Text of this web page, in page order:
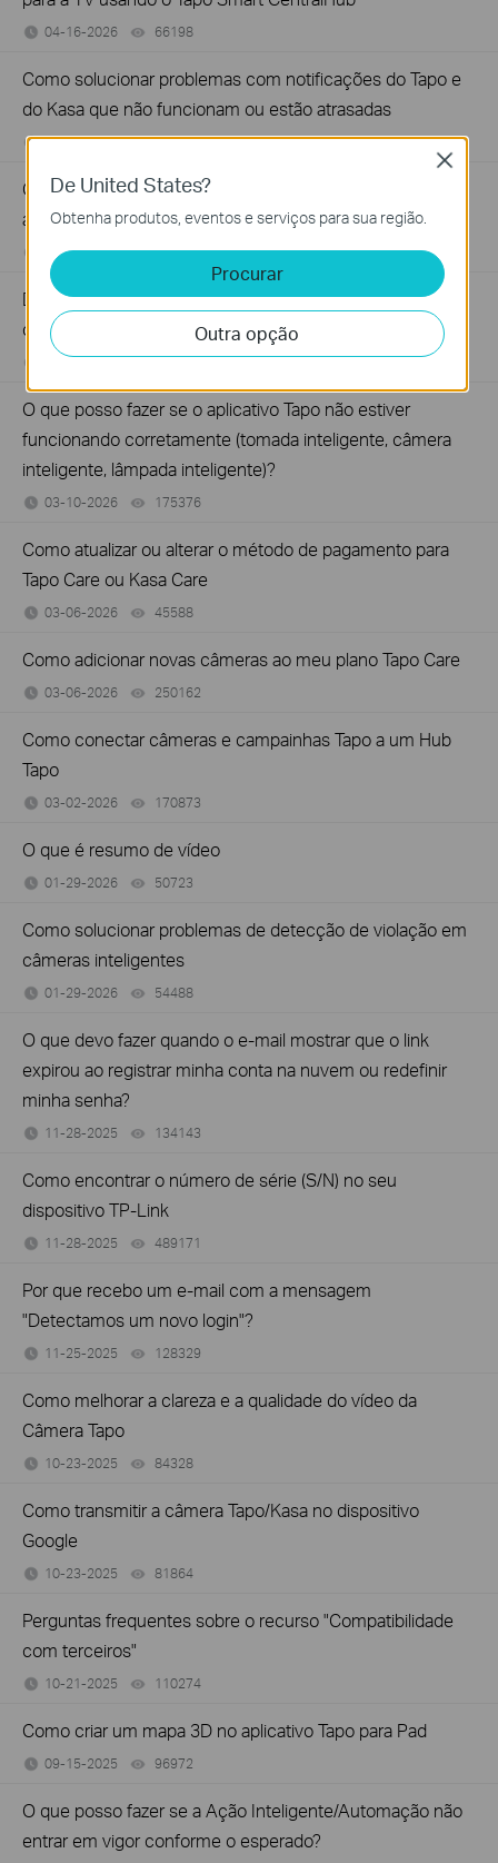
04-16-2026 66198
Como solucionar problemas com notificações do Tapo e
do Kasa que não funcionam ou estão atrasadas
04-14-2026 95888views
Como corrigir um problema de oscilação na visualização
ao vivo da câmera Tapo
04-14-2026 53165views
Defina uma zona de privacidade para a câmera e
campainha Tapo.
04-06-2026 130263views
O que posso fazer se o aplicativo Tapo não estiver
funcionando corretamente (tomada inteligente, câmera
inteligente, lâmpada inteligente)?
03-10-2026 175376
Como atualizar ou alterar o método de pagamento para
Tapo Care ou Kasa Care
03-06-2026 45588
Como adicionar novas câmeras ao meu plano Tapo Care
03-06-2026 250162
Como conectar câmeras e campainhas Tapo a um Hub
Tapo
03-02-2026 170873
O que é resumo de vídeo
01-29-2026 50723
Como solucionar problemas de detecção de violação em
câmeras inteligentes
01-29-2026 54488
O que devo fazer quando o e-mail mostrar que o link
expirou ao registrar minha conta na nuvem ou redefinir
minha senha?
11-28-2025 134143
Como encontrar o número de série (S/N) no seu
dispositivo TP-Link
11-28-2025 489171
Por que recebo um e-mail com a mensagem
"Detectamos um novo login"?
11-25-2025 128329
Como melhorar a clareza e a qualidade do vídeo da
Câmera Tapo
10-23-2025 84328
Como transmitir a câmera Tapo/Kasa no dispositivo
Google
10-23-2025 81864
Perguntas frequentes sobre o recurso "Compatibilidade
com terceiros"
10-21-2025 110274
Como criar um mapa 3D no aplicativo Tapo para Pad
09-15-2025 96972
O que posso fazer se a Ação Inteligente/Automação não
entrar em vigor conforme o esperado?
De United States?
Obtenha produtos, eventos e serviços para sua região.
Procurar
Outra opção
Close